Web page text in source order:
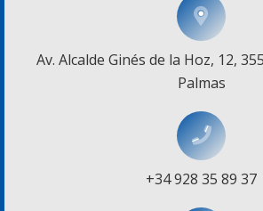
Av. Alcalde Ginés de la Hoz, 12,
Palmas
+34 928 35 89 37